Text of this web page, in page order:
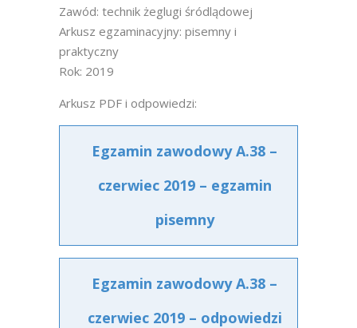
Zawód: technik żeglugi śródlądowej
Arkusz egzaminacyjny: pisemny i
praktyczny
Rok: 2019
Arkusz PDF i odpowiedzi:
Egzamin zawodowy A.38 –
czerwiec 2019 – egzamin
pisemny
Egzamin zawodowy A.38 –
czerwiec 2019 – odpowiedzi